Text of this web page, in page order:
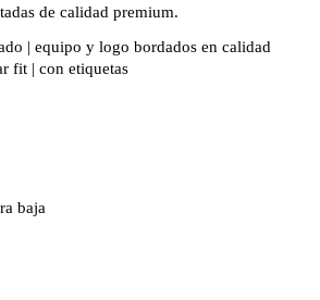
de calidad premium.
| equipo y logo bordados en calidad
fit | con etiquetas
baja